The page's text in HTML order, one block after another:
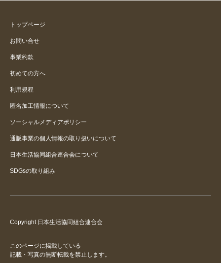
トップページ
お問い合せ
事業約款
初めての方へ
利用規程
匿名加工情報について
ソーシャルメディアポリシー
通販事業の個人情報の取り扱いについて
日本生活協同組合連合会について
SDGsの取り組み
Copyright 日本生活協同組合連合会
このページに掲載している
記載・写真の無断転載を禁止します。